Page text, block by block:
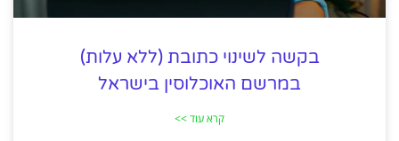
בקשה לשינוי כתובת (ללא עלות)
במרשם האוכלוסין בישראל
קרא עוד >>